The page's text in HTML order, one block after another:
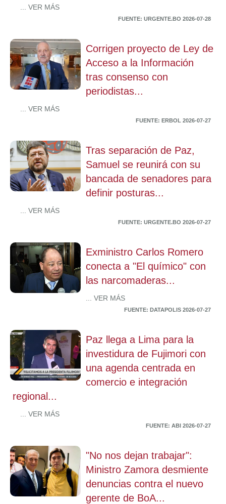
... VER MÁS
FUENTE: URGENTE.BO 2026-07-28
Corrigen proyecto de Ley de
Acceso a la Información
tras consenso con
periodistas...
... VER MÁS
FUENTE: ERBOL 2026-07-27
Tras separación de Paz,
Samuel se reunirá con su
bancada de senadores para
definir posturas...
... VER MÁS
FUENTE: URGENTE.BO 2026-07-27
Exministro Carlos Romero
conecta a "El químico" con
las narcomaderas...
... VER MÁS
FUENTE: DATAPOLIS 2026-07-27
Paz llega a Lima para la
investidura de Fujimori con
una agenda centrada en
comercio e integración
regional...
... VER MÁS
FUENTE: ABI 2026-07-27
"No nos dejan trabajar":
Ministro Zamora desmiente
denuncias contra el nuevo
gerente de BoA...